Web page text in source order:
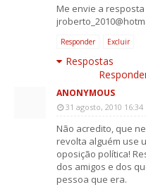
Me envie a
Responder Excluir
Respostas
ANONYMOUS
31 agosto, 2010 16:34
Não acredito, que
revolta alguém use
oposição política!
dos amigos e dos
pessoa que era.